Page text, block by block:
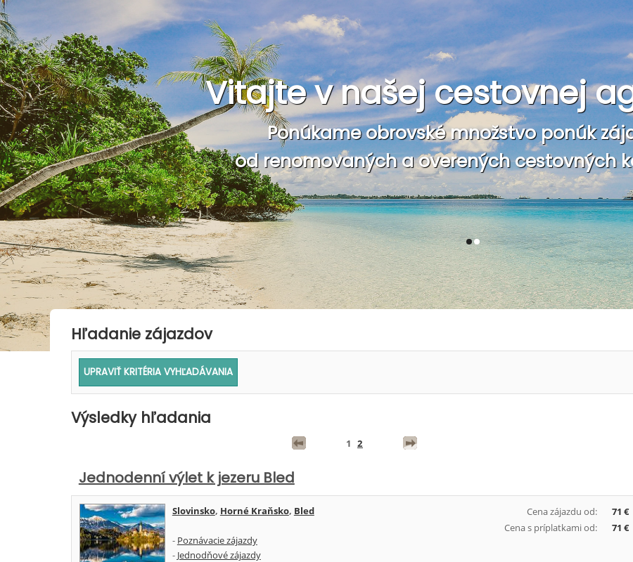
Vitajte v našej cestovnej
Ponúkame obrovské množstvo ponúk
od renomovaných a overených cestovných
1 2
Hľadanie zájazdov
Výsledky hľadania
1 2
Jednodenní výlet k jezeru Bled
Cena zájazdu od:
71 €
Cena s príplatkami od:
71 €
Slovinsko, Horné Kraňsko, Bled
- Poznávacie zájazdy
- Jednodňové zájazdy